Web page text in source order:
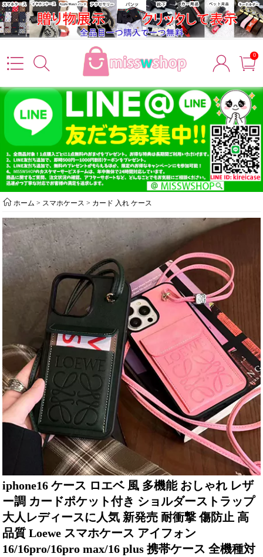
0
ホーム > スマホケース > カード 入れ ケース
iphone16 ケース ロエベ 風 多機能 おしゃれ レザ
ー調 カードポケット付き ショルダーストラップ
大人レディースに人気 新発売 耐衝撃 傷防止 高
品質 Loewe スマホケース アイフォン
16/16pro/16pro max/16 plus 携帯ケース 全機種対